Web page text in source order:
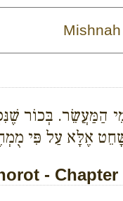
הַמַּעֲשֵׂר. בְּכוֹר
אֶלָּא עַל פִּי
- Chapter